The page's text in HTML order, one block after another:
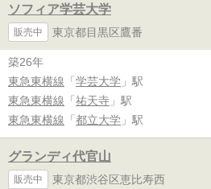
ソフィア学芸大学
販売中 東京都目黒区鷹番
築26年
東急東横線 「 学芸大学 」駅
東急東横線 「 祐天寺 」駅
東急東横線 「 都立大学 」駅
グランディ代官山
販売中 東京都渋谷区恵比寿西